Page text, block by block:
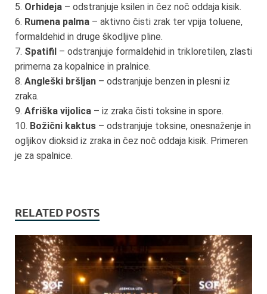
5. Orhideja – odstranjuje ksilen in čez noč oddaja kisik.
6. Rumena palma – aktivno čisti zrak ter vpija toluene,
formaldehid in druge škodljive pline.
7. Spatifil – odstranjuje formaldehid in trikloretilen, zlasti
primerna za kopalnice in pralnice.
8. Angleški bršljan – odstranjuje benzen in plesni iz
zraka.
9. Afriška vijolica – iz zraka čisti toksine in spore.
10. Božični kaktus – odstranjuje toksine, onesnaženje in
ogljikov dioksid iz zraka in čez noč oddaja kisik. Primeren
je za spalnice.
RELATED POSTS